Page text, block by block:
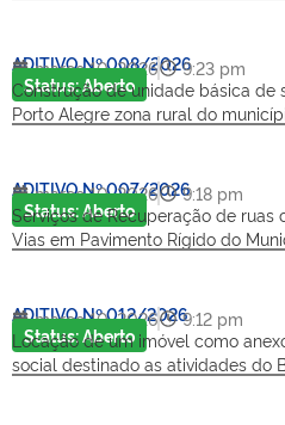
ADITIVO Nº 008/2026
março 10, 2026 9:23 pm
Status: Aberto
Construção de unidade básica de
Porto Alegre zona rural do
ADITIVO Nº 007/2026
março 10, 2026 9:18 pm
Status: Aberto
Serviços de Recuperação de ruas
Vias em Pavimento Rígido do
ADITIVO Nº 012/2026
março 10, 2026 9:12 pm
Status: Aberto
Locação de um imóvel como
social destinado as atividades do